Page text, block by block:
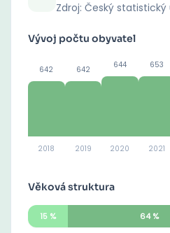
Zdroj: Český statistický
Vývoj počtu obyvatel
642
2018
642
2019
644
2020
653
2021
Věková struktura
15% 64%